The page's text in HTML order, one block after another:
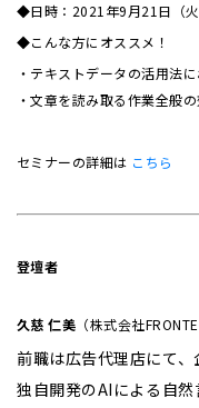
◆日時：2021年9月21日（
◆こんな方にオススメ！
・テキストデータの活用法
・文章を読み取る作業全般
セミナーの詳細は こちら
登壇者
久慈 仁美 （株式会社
前職は広告代理店にて、
独自開発のAIによる自